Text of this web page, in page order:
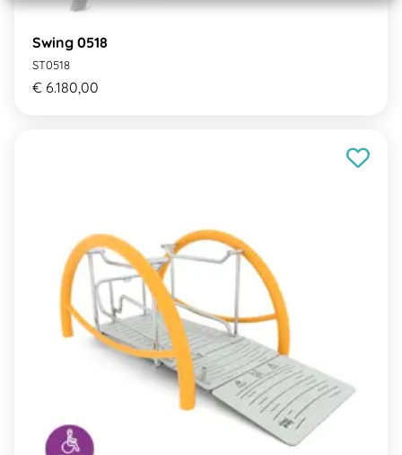
Swing 0518
ST0518
€ 6.180,00